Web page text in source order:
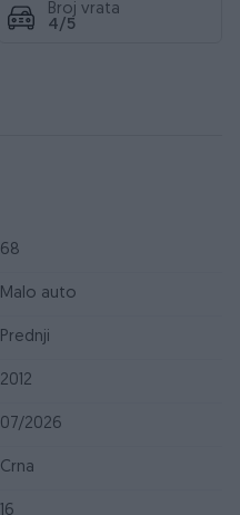
Broj vrata
4/5
68
Malo auto
Prednji
2012
07/2026
Crna
16